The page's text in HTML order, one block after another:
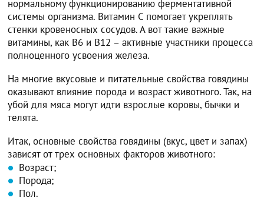
нормальному функционированию ферментативной
системы организма. Витамин С помогает укреплять
стенки кровеносных сосудов. А вот такие важные
витамины, как В6 и В12 – активные участники процесса
полноценного усвоения железа.
На многие вкусовые и питательные свойства говядины
оказывают влияние порода и возраст животного. Так, на
убой для мяса могут идти взрослые коровы, бычки и
телята.
Итак, основные свойства говядины (вкус, цвет и запах)
зависят от трех основных факторов животного:
Возраст;
Порода;
Пол.